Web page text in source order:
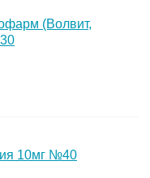
(Волвит,
10мг №40